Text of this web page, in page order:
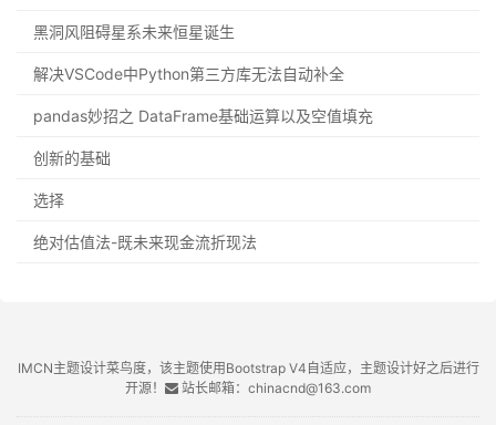
黑洞风阻碍星系未来恒星诞生
解决VSCode中Python第三方库无法自动补全
pandas妙招之 DataFrame基础运算以及空值填充
创新的基础
选择
绝对估值法-既未来现金流折现法
IMCN主题设计菜鸟度，该主题使用Bootstrap V4自适应，主题设计好之后进行
开源！
站长邮箱：chinacnd@163.com